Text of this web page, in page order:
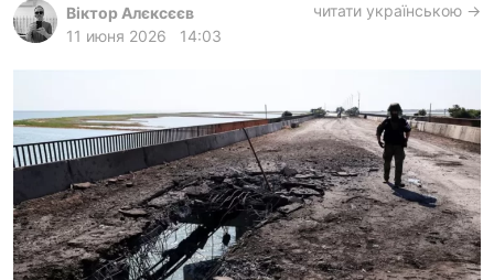
архив
gambling
ua ru en
Віктор Алєксєєв
11 июня 2026
14:03
читати українською →